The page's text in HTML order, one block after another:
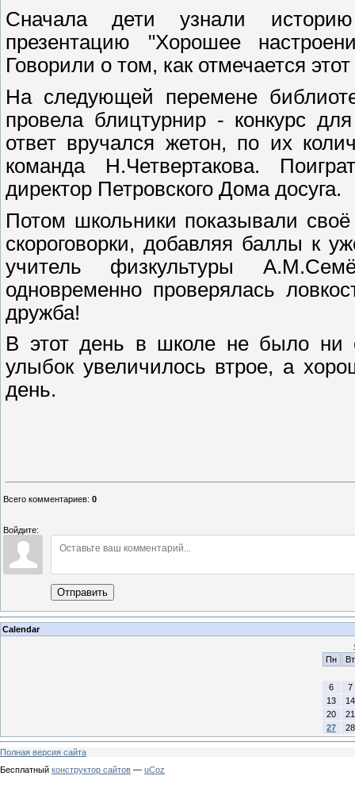
Сначала дети узнали историю
презентацию "Хорошее
Говорили о том, как отмечается
На следующей перемене
провела блицтурнир - конкурс
ответ вручался жетон, по их
команда Н.Четвертакова.
директор Петровского Дома досуга.
Потом школьники показывали
скороговорки, добавляя баллы к
учитель физкультуры
одновременно проверялась
дружба!
В этот день в школе не было ни
улыбок увеличилось втрое, а
день.
Всего комментариев: 0
Войдите:
Отправить
Calendar
Пн
Вт
6
7
13
14
20
21
27
28
Полная версия сайта
Бесплатный конструктор сайтов — uCoz